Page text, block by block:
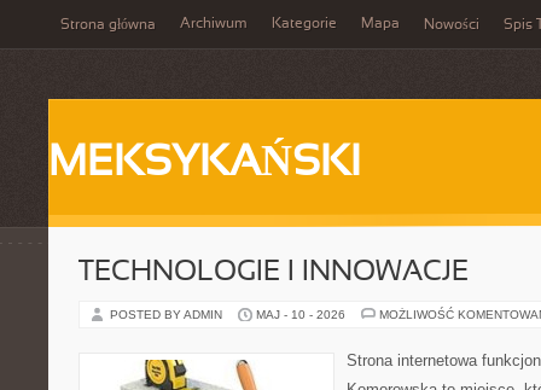
Strona główna Archiwum Kategorie Mapa Nowości Spis
MEKSYKAŃSKI
TECHNOLOGIE I INNOWACJE
POSTED BY ADMIN MAJ - 10 - 2026 MOŻLIWOŚĆ
Strona internetowa